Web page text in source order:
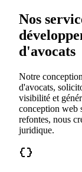
Nos
d'avocats
Notre
d'avocats,
visibilité et
conception web
refontes, nous
juridique.